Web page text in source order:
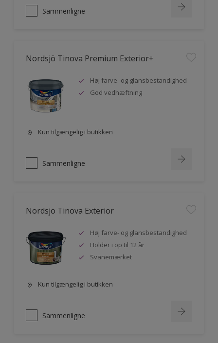
Sammenligne
Nordsjö Tinova Premium Exterior+
Høj farve- og glansbestandighed
God vedhæftning
Kun tilgængelig i butikken
Sammenligne
Nordsjö Tinova Exterior
Høj farve- og glansbestandighed
Holder i op til 12 år
Svanemærket
Kun tilgængelig i butikken
Sammenligne